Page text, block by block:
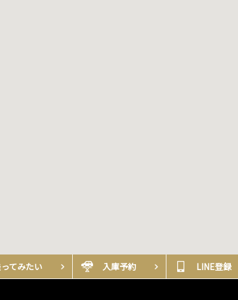
てみたい 入庫予約 LINE登録